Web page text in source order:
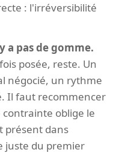
: l'irréversibilité
a pas de gomme.
posée, reste. Un
négocié, un rythme
Il faut recommencer
oblige le
présent dans
juste du premier